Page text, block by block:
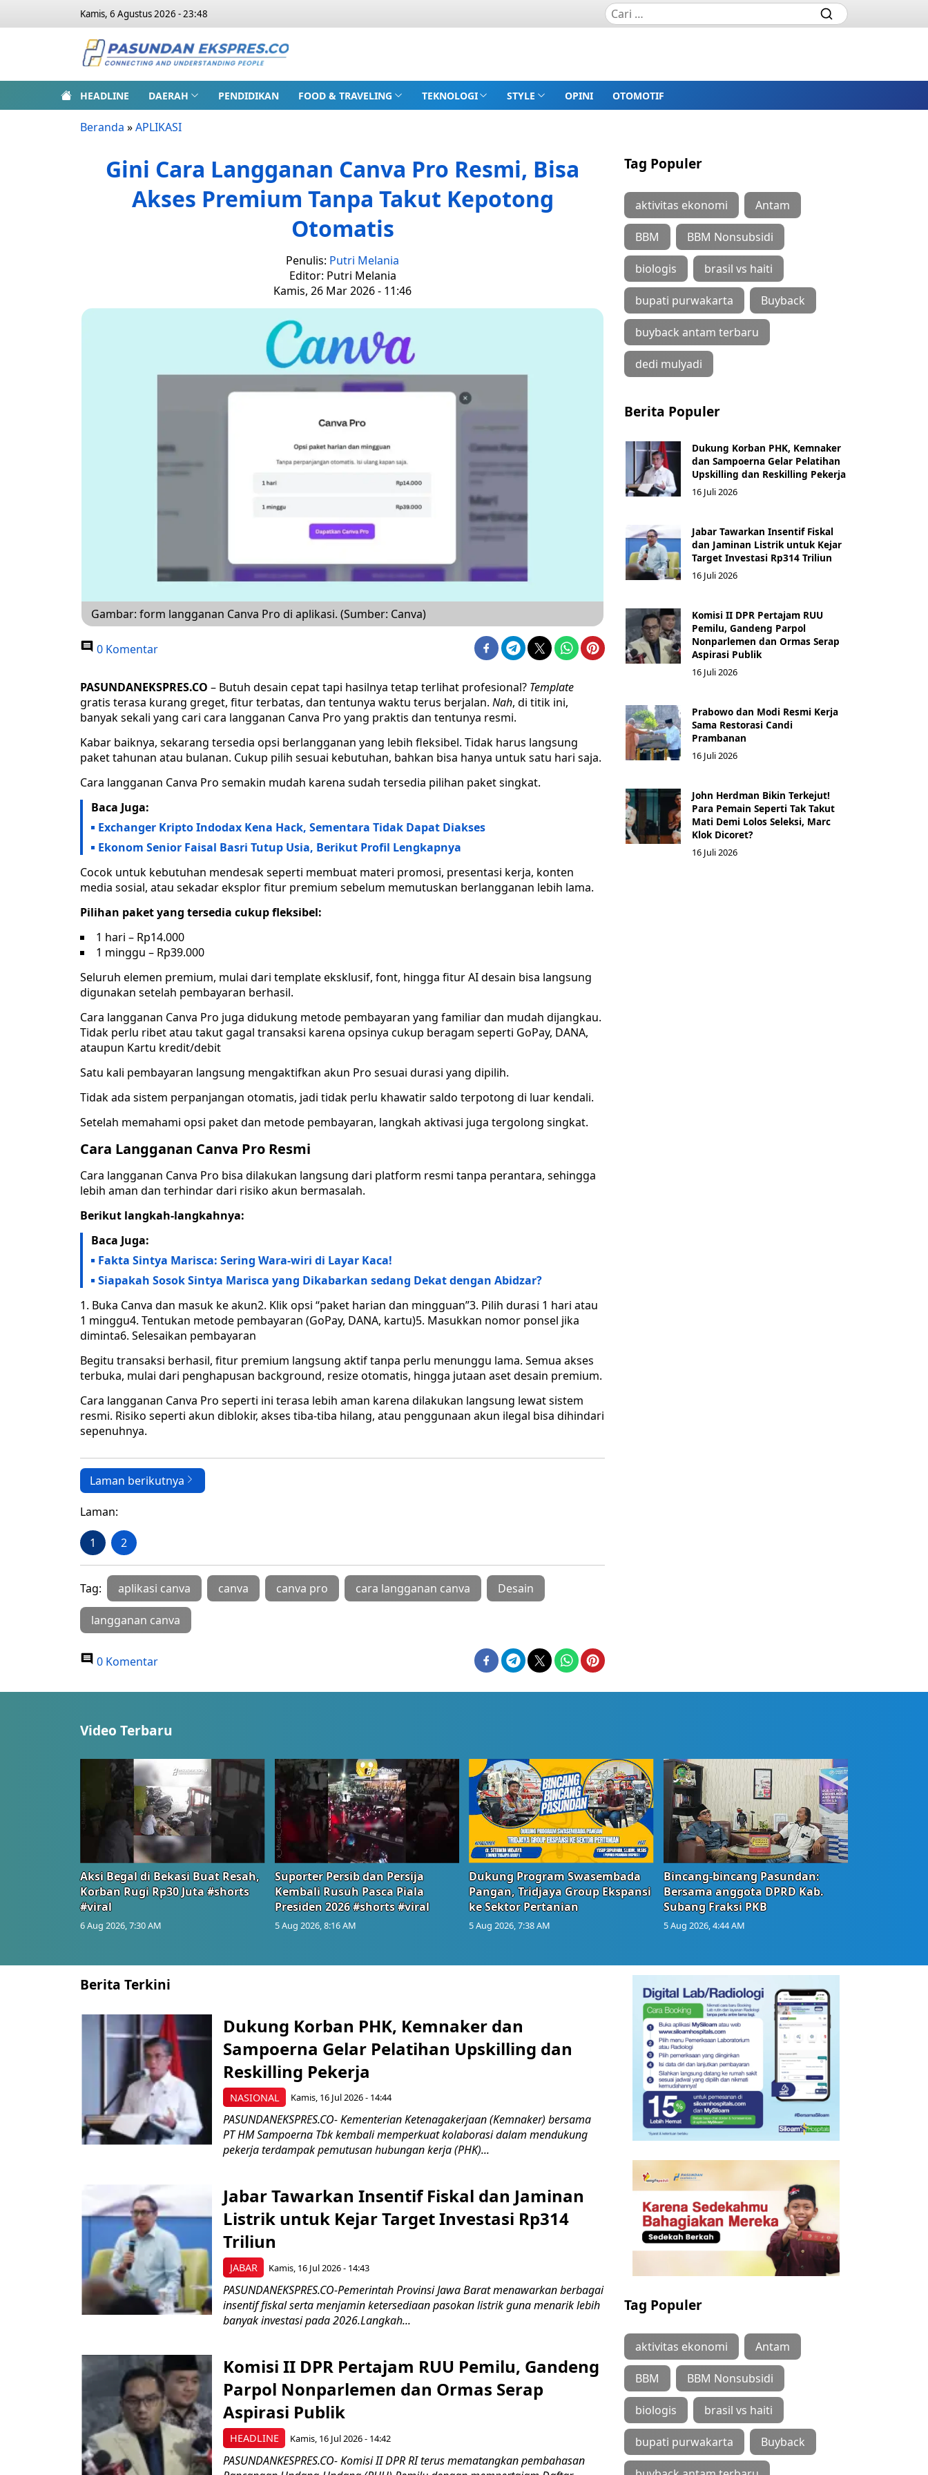
Kamis, 6 Agustus 2026 - 23:48
HEADLINE DAERAH PENDIDIKAN FOOD & TRAVELING TEKNOLOGI STYLE OPINI OTOMOTIF
Beranda »APLIKASI
Gini Cara Langganan Canva Pro Resmi, Bisa
Akses Premium Tanpa Takut Kepotong
Otomatis
Penulis: Putri Melania
Editor: Putri Melania
Kamis, 26 Mar 2026 - 11:46
Gambar: form langganan Canva Pro di aplikasi. (Sumber: Canva)
0 Komentar
PASUNDANEKSPRES.CO – Butuh desain cepat tapi hasilnya tetap terlihat profesional? Template
gratis terasa kurang greget, fitur terbatas, dan tentunya waktu terus berjalan. Nah, di titik ini,
banyak sekali yang cari cara langganan Canva Pro yang praktis dan tentunya resmi.
Kabar baiknya, sekarang tersedia opsi berlangganan yang lebih fleksibel. Tidak harus langsung
paket tahunan atau bulanan. Cukup pilih sesuai kebutuhan, bahkan bisa hanya untuk satu hari saja.
Cara langganan Canva Pro semakin mudah karena sudah tersedia pilihan paket singkat.
Baca Juga:
Exchanger Kripto Indodax Kena Hack, Sementara Tidak Dapat Diakses
Ekonom Senior Faisal Basri Tutup Usia, Berikut Profil Lengkapnya
Cocok untuk kebutuhan mendesak seperti membuat materi promosi, presentasi kerja, konten
media sosial, atau sekadar eksplor fitur premium sebelum memutuskan berlangganan lebih lama.
Pilihan paket yang tersedia cukup fleksibel:
1 hari – Rp14.000
1 minggu – Rp39.000
Seluruh elemen premium, mulai dari template eksklusif, font, hingga fitur AI desain bisa langsung
digunakan setelah pembayaran berhasil.
Cara langganan Canva Pro juga didukung metode pembayaran yang familiar dan mudah dijangkau.
Tidak perlu ribet atau takut gagal transaksi karena opsinya cukup beragam seperti GoPay, DANA,
ataupun Kartu kredit/debit
Satu kali pembayaran langsung mengaktifkan akun Pro sesuai durasi yang dipilih.
Tidak ada sistem perpanjangan otomatis, jadi tidak perlu khawatir saldo terpotong di luar kendali.
Setelah memahami opsi paket dan metode pembayaran, langkah aktivasi juga tergolong singkat.
Cara Langganan Canva Pro Resmi
Cara langganan Canva Pro bisa dilakukan langsung dari platform resmi tanpa perantara, sehingga
lebih aman dan terhindar dari risiko akun bermasalah.
Berikut langkah-langkahnya:
Baca Juga:
Fakta Sintya Marisca: Sering Wara-wiri di Layar Kaca!
Siapakah Sosok Sintya Marisca yang Dikabarkan sedang Dekat dengan Abidzar?
1. Buka Canva dan masuk ke akun2. Klik opsi “paket harian dan mingguan”3. Pilih durasi 1 hari atau
1 minggu4. Tentukan metode pembayaran (GoPay, DANA, kartu)5. Masukkan nomor ponsel jika
diminta6. Selesaikan pembayaran
Begitu transaksi berhasil, fitur premium langsung aktif tanpa perlu menunggu lama. Semua akses
terbuka, mulai dari penghapusan background, resize otomatis, hingga jutaan aset desain premium.
Cara langganan Canva Pro seperti ini terasa lebih aman karena dilakukan langsung lewat sistem
resmi. Risiko seperti akun diblokir, akses tiba-tiba hilang, atau penggunaan akun ilegal bisa dihindari
sepenuhnya.
Laman berikutnya
Laman:
1 2
Tag: aplikasi canva canva canva pro cara langganan canva Desain
langganan canva
0 Komentar
Tag Populer
aktivitas ekonomi Antam
BBM BBM Nonsubsidi
biologis brasil vs haiti
bupati purwakarta Buyback
buyback antam terbaru
dedi mulyadi
Berita Populer
Dukung Korban PHK, Kemnaker
dan Sampoerna Gelar Pelatihan
Upskilling dan Reskilling Pekerja
16 Juli 2026
Jabar Tawarkan Insentif Fiskal
dan Jaminan Listrik untuk Kejar
Target Investasi Rp314 Triliun
16 Juli 2026
Komisi II DPR Pertajam RUU
Pemilu, Gandeng Parpol
Nonparlemen dan Ormas Serap
Aspirasi Publik
16 Juli 2026
Prabowo dan Modi Resmi Kerja
Sama Restorasi Candi
Prambanan
16 Juli 2026
John Herdman Bikin Terkejut!
Para Pemain Seperti Tak Takut
Mati Demi Lolos Seleksi, Marc
Klok Dicoret?
16 Juli 2026
Video Terbaru
Aksi Begal di Bekasi Buat Resah,
Korban Rugi Rp30 Juta #shorts
#viral
6 Aug 2026, 7:30 AM
Suporter Persib dan Persija
Kembali Rusuh Pasca Piala
Presiden 2026 #shorts #viral
5 Aug 2026, 8:16 AM
Dukung Program Swasembada
Pangan, Tridjaya Group Ekspansi
ke Sektor Pertanian
5 Aug 2026, 7:38 AM
Bincang-bincang Pasundan:
Bersama anggota DPRD Kab.
Subang Fraksi PKB
5 Aug 2026, 4:44 AM
Berita Terkini
NASIONAL
Dukung Korban PHK, Kemnaker dan
Sampoerna Gelar Pelatihan Upskilling dan
Reskilling Pekerja
Kamis, 16 Jul 2026 - 14:44
PASUNDANEKSPRES.CO- Kementerian Ketenagakerjaan (Kemnaker) bersama
PT HM Sampoerna Tbk kembali memperkuat kolaborasi dalam mendukung
pekerja terdampak pemutusan hubungan kerja (PHK)...
JABAR
Jabar Tawarkan Insentif Fiskal dan Jaminan
Listrik untuk Kejar Target Investasi Rp314
Triliun
Kamis, 16 Jul 2026 - 14:43
PASUNDANEKSPRES.CO-Pemerintah Provinsi Jawa Barat menawarkan berbagai
insentif fiskal serta menjamin ketersediaan pasokan listrik guna menarik lebih
banyak investasi pada 2026.Langkah...
HEADLINE
Komisi II DPR Pertajam RUU Pemilu, Gandeng
Parpol Nonparlemen dan Ormas Serap
Aspirasi Publik
Kamis, 16 Jul 2026 - 14:42
PASUNDANKESPRES.CO- Komisi II DPR RI terus mematangkan pembahasan
Tag Populer
aktivitas ekonomi Antam
BBM BBM Nonsubsidi
biologis brasil vs haiti
bupati purwakarta Buyback